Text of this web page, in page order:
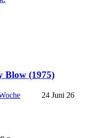
Blow (1975)
24 Juni 26